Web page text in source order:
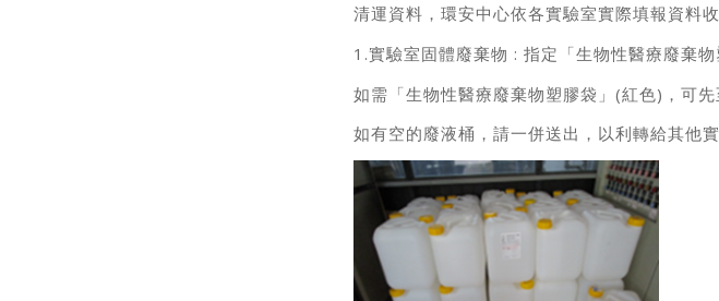
清運資料，環安中心依各實驗室實際填報資料
1.實驗室固體廢棄物 : 指定「生物性醫療廢棄
如需「生物性醫療廢棄物塑膠袋」(紅色)，可
如有空的廢液桶，請一併送出，以利轉給其他